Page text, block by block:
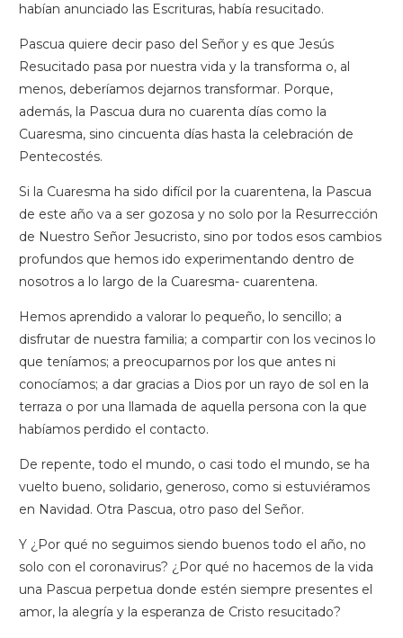
habían anunciado las Escrituras, había resucitado.
Pascua quiere decir paso del Señor y es que Jesús
Resucitado pasa por nuestra vida y la transforma o, al
menos, deberíamos dejarnos transformar. Porque,
además, la Pascua dura no cuarenta días como la
Cuaresma, sino cincuenta días hasta la celebración de
Pentecostés.
Si la Cuaresma ha sido difícil por la cuarentena, la Pascua
de este año va a ser gozosa y no solo por la Resurrección
de Nuestro Señor Jesucristo, sino por todos esos cambios
profundos que hemos ido experimentando dentro de
nosotros a lo largo de la Cuaresma- cuarentena.
Hemos aprendido a valorar lo pequeño, lo sencillo; a
disfrutar de nuestra familia; a compartir con los vecinos lo
que teníamos; a preocuparnos por los que antes ni
conocíamos; a dar gracias a Dios por un rayo de sol en la
terraza o por una llamada de aquella persona con la que
habíamos perdido el contacto.
De repente, todo el mundo, o casi todo el mundo, se ha
vuelto bueno, solidario, generoso, como si estuviéramos
en Navidad. Otra Pascua, otro paso del Señor.
Y ¿Por qué no seguimos siendo buenos todo el año, no
solo con el coronavirus? ¿Por qué no hacemos de la vida
una Pascua perpetua donde estén siempre presentes el
amor, la alegría y la esperanza de Cristo resucitado?